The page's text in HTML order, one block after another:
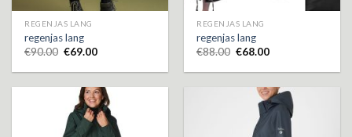
REGENJAS LANG
regenjas lang
€90.00 €69.00
REGENJAS LANG
regenjas lang
€88.00 €68.00